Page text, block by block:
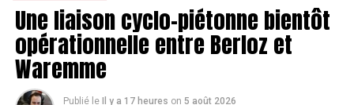
TAGS FEATURED INFOS HANNUT
SUIVANT
Hannut et Wasseiges veulent se connecter par une voie
douce
Une liaison cyclo-piétonne bientôt
opérationnelle entre Berloz et
Waremme
Publié le Il y a 17 heures on 5 août 2026